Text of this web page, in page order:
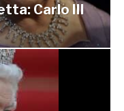
Carlo III